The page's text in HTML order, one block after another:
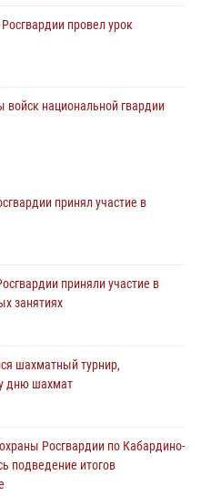
провел урок
войск национальной гвардии
тыла с профессиональным
граждан на южном
Росгвардии Героя России
заместителем полномочного
Федерации в Северо-
принял участие в
приняли участие в
занятиях
шахматный турнир,
дню шахмат
Росгвардии по Кабардино-
подведение итогов